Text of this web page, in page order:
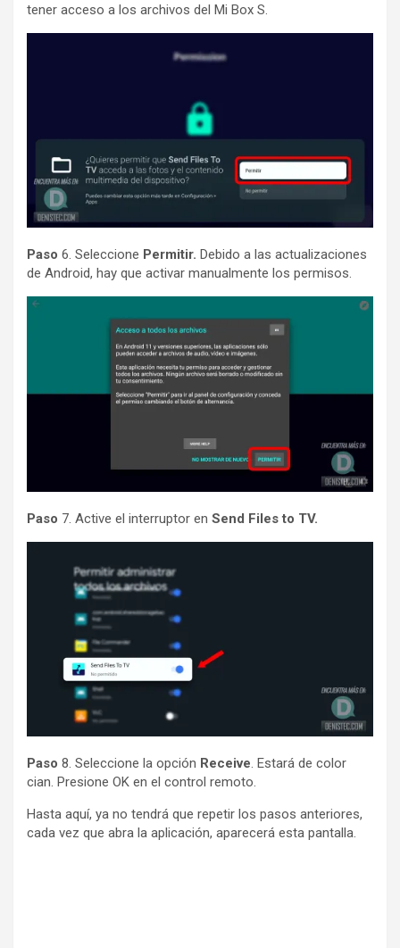
tener acceso a los archivos del Mi Box S.
Paso 6. Seleccione Permitir. Debido a las actualizaciones
de Android, hay que activar manualmente los permisos.
Paso 7. Active el interruptor en Send Files to TV.
Paso 8. Seleccione la opción Receive. Estará de color
cian. Presione OK en el control remoto.
Hasta aquí, ya no tendrá que repetir los pasos anteriores,
cada vez que abra la aplicación, aparecerá esta pantalla.